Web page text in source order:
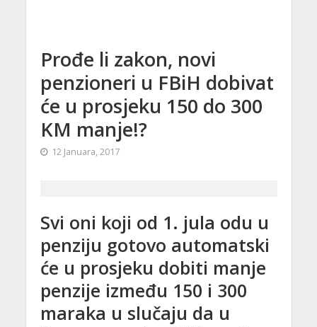
Prođe li zakon, novi
penzioneri u FBiH dobivat
će u prosjeku 150 do 300
KM manje!?
12 Januara, 2017
Svi oni koji od 1. jula odu u
penziju gotovo automatski
će u prosjeku dobiti manje
penzije između 150 i 300
maraka u slučaju da u